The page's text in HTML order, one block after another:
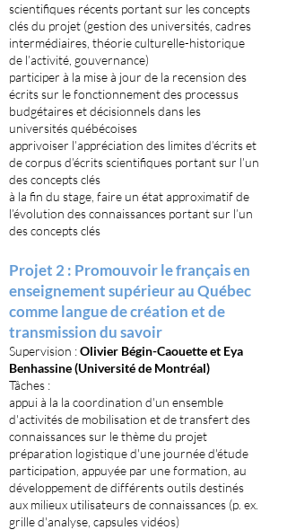
scientifiques récents portant sur les concepts
clés du projet (gestion des universités, cadres
intermédiaires, théorie culturelle-historique
de l’activité, gouvernance)
participer à la mise à jour de la recension des
écrits sur le fonctionnement des processus
budgétaires et décisionnels dans les
universités québécoises
apprivoiser l’appréciation des limites d’écrits et
de corpus d’écrits scientifiques portant sur l’un
des concepts clés
à la fin du stage, faire un état approximatif de
l’évolution des connaissances portant sur l’un
des concepts clés
Projet 2 : Promouvoir le français en
enseignement supérieur au Québec
comme langue de création et de
transmission du savoir
Supervision :Olivier Bégin-Caouette et Eya
Benhassine (Université de Montréal)
Tâches :​
appui à la la coordination d'un ensemble
d'activités de mobilisation et de transfert des
connaissances sur le thème du projet
préparation logistique d'une journée d'étude
participation, appuyée par une formation, au
développement de différents outils destinés
aux milieux utilisateurs de connaissances (p. ex.
grille d'analyse, capsules vidéos)